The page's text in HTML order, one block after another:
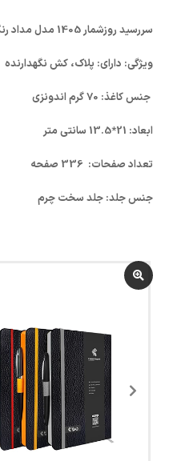
سررسید روزشمار 1405 مدل مداد رنگی همراه با خودکار
ویژگی: دارای: پلاک، کش نگهدارنده
جنس کاغذ: 70 گرم اندونزی
ابعاد: 21*13.5 سانتی متر
تعداد صفحات: 336 صفحه
جنس جلد: جلد سخت چرم